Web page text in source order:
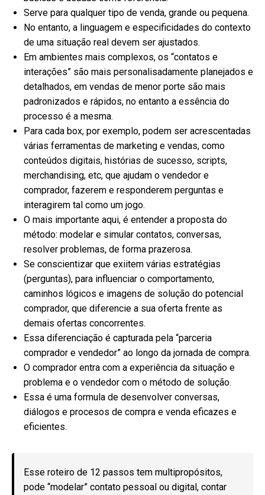
Serve para qualquer tipo de venda, grande ou pequena.
No entanto, a linguagem e especificidades do contexto
de uma situação real devem ser ajustados.
Em ambientes mais complexos, os “contatos e
interações” são mais personalisadamente planejados e
detalhados, em vendas de menor porte são mais
padronizados e rápidos, no entanto a essência do
processo é a mesma.
Para cada box, por exemplo, podem ser acrescentadas
várias ferramentas de marketing e vendas, como
conteúdos digitais, histórias de sucesso, scripts,
merchandising, etc, que ajudam o vendedor e
comprador, fazerem e responderem perguntas e
interagirem tal como um jogo.
O mais importante aqui, é entender a proposta do
método: modelar e simular contatos, conversas,
resolver problemas, de forma prazerosa.
Se conscientizar que exiitem várias estratégias
(perguntas), para influenciar o comportamento,
caminhos lógicos e imagens de solução do potencial
comprador, que diferencie a sua oferta frente as
demais ofertas concorrentes.
Essa diferenciação é capturada pela “parceria
comprador e vendedor” ao longo da jornada de compra.
O comprador entra com a experiência da situação e
problema e o vendedor com o método de solução.
Essa é uma formula de desenvolver conversas,
diálogos e procesos de compra e venda eficazes e
eficientes.
Esse roteiro de 12 passos tem multipropósitos,
pode “modelar” contato pessoal ou digital, contar